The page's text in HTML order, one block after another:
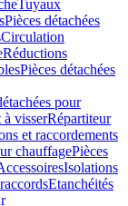
Tuyaux
Pièces détachées
Circulation
Réductions
Pièces détachées
pour
à visserRépartiteur
et raccordements
chauffagePièces
Isolations
Etanchéités